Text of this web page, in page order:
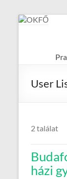
Skip
User
2 találat
házi